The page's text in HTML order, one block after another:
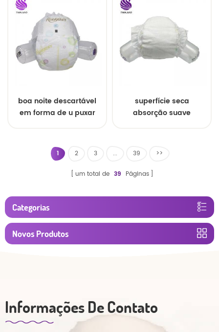
boa noite descartável
em forma de u puxar
superfície seca
absorção suave
1 2 3 ... 39 >>
um total de 39 Páginas
Categorias
Novos Produtos
Informações De Contato